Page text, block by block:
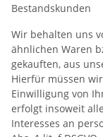
Bestandskunden
Wir behalten uns
ähnlichen Waren
gekauften, aus
Hierfür müssen
Einwilligung von
erfolgt insoweit
Interesses an